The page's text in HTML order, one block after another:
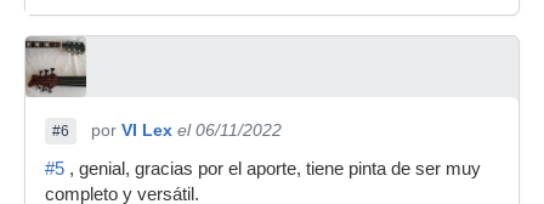
#6 por VI Lex el 06/11/2022
#5 , genial, gracias por el aporte, tiene pinta de ser muy
completo y versátil.